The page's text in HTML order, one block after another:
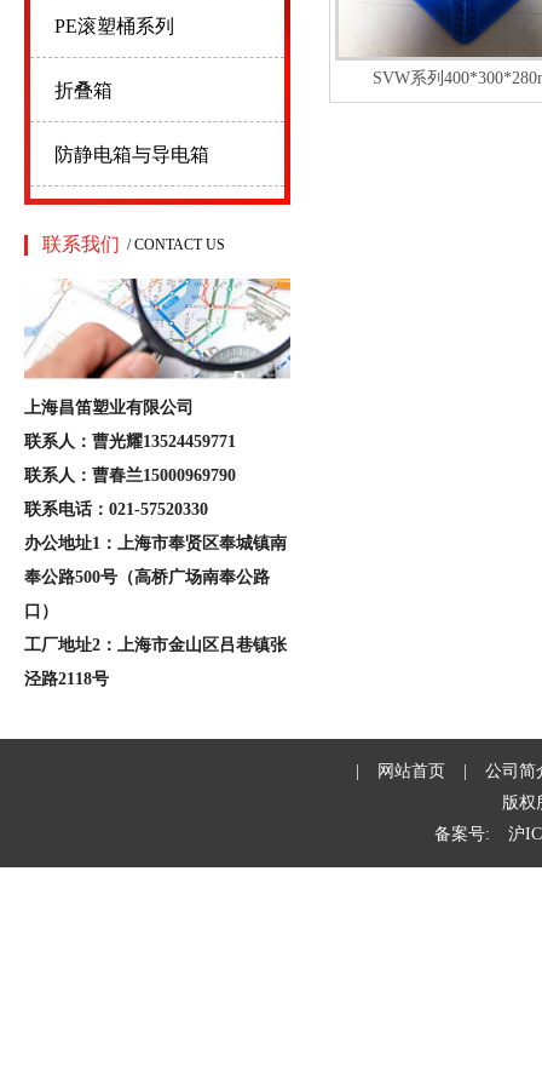
PE滚塑桶系列
折叠箱
防静电箱与导电箱
联系我们 / CONTACT US
上海昌笛塑业有限公司
联系人：曹光耀13524459771
联系人：曹春兰15000969790
联系电话：021-57520330
办公地址1：上海市奉贤区奉城镇南
奉公路500号（高桥广场南奉公路
口）
工厂地址2：上海市金山区吕巷镇张
泾路2118号
SVW系列
| 网站首页 |
公司简
版
备案号:
沪